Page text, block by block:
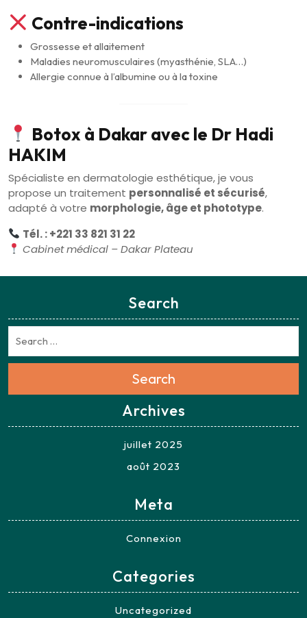
Contre-indications
Grossesse et allaitement
Maladies neuromusculaires (myasthénie, SLA…)
Allergie connue à l’albumine ou à la toxine
Botox à Dakar avec le Dr Hadi
HAKIM
Spécialiste en dermatologie esthétique, je vous
propose un traitement personnalisé et sécurisé,
adapté à votre morphologie, âge et phototype.
Tél. : +221 33 821 31 22
Cabinet médical – Dakar Plateau
Search
Search
Archives
juillet 2025
août 2023
Meta
Connexion
Categories
Uncategorized